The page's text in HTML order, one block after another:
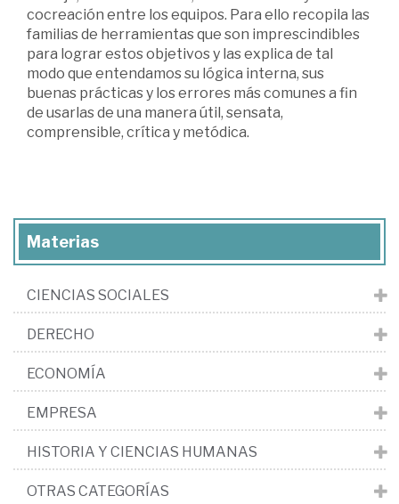
cocreación entre los equipos. Para ello recopila las
familias de herramientas que son imprescindibles
para lograr estos objetivos y las explica de tal
modo que entendamos su lógica interna, sus
buenas prácticas y los errores más comunes a fin
de usarlas de una manera útil, sensata,
comprensible, crítica y metódica.
Materias
CIENCIAS SOCIALES
DERECHO
ECONOMÍA
EMPRESA
HISTORIA Y CIENCIAS HUMANAS
OTRAS CATEGORÍAS